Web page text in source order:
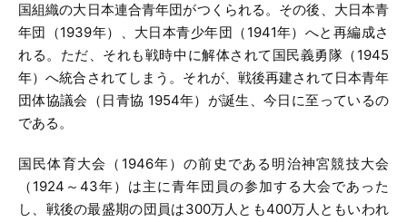
国組織の大日本連合青年団がつくられる。その後、大日本青
年団（1939年）、大日本青少年団（1941年）へと再編成さ
れる。ただ、それも戦時中に解体されて国民義勇隊（1945
年）へ統合されてしまう。それが、戦後再建されて日本青年
団体協議会（日青協 1954年）が誕生、今日に至っているの
である。
国民体育大会（1946年）の前史である明治神宮競技大会
（1924～43年）は主に青年団員の参加する大会であった
し、戦後の最盛期の団員は300万人とも400万人ともいわれ